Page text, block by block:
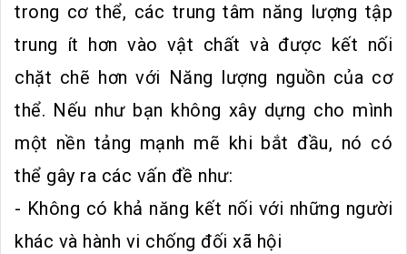
trong cơ thể, các trung tâm năng lượng tập
trung ít hơn vào vật chất và được kết nối
chặt chẽ hơn với Năng lượng nguồn của cơ
thể. Nếu như bạn không xây dựng cho mình
một nền tảng mạnh mẽ khi bắt đầu, nó có
thể gây ra các vấn đề như:
- Không có khả năng kết nối với những người
khác và hành vi chống đối xã hội